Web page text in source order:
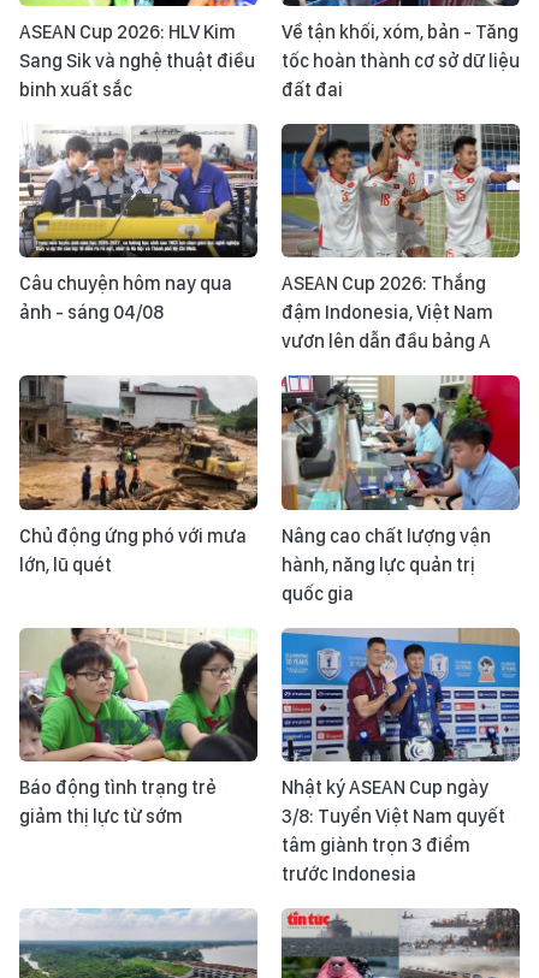
ASEAN Cup 2026: HLV Kim
Sang Sik và nghệ thuật điều
binh xuất sắc
Về tận khối, xóm, bản - Tăng
tốc hoàn thành cơ sở dữ liệu
đất đai
Câu chuyện hôm nay qua
ảnh - sáng 04/08
ASEAN Cup 2026: Thắng
đậm Indonesia, Việt Nam
vươn lên dẫn đầu bảng A
Chủ động ứng phó với mưa
lớn, lũ quét
Nâng cao chất lượng vận
hành, năng lực quản trị
quốc gia
Báo động tình trạng trẻ
giảm thị lực từ sớm
Nhật ký ASEAN Cup ngày
3/8: Tuyển Việt Nam quyết
tâm giành trọn 3 điểm
trước Indonesia